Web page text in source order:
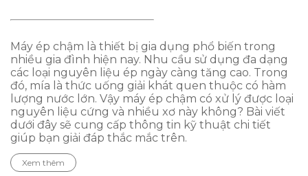
Máy ép chậm là thiết bị gia dụng phổ biến trong
nhiều gia đình hiện nay. Nhu cầu sử dụng đa dạng
các loại nguyên liệu ép ngày càng tăng cao. Trong
đó, mía là thức uống giải khát quen thuộc có hàm
lượng nước lớn. Vậy máy ép chậm có xử lý được loại
nguyên liệu cứng và nhiều xơ này không? Bài viết
dưới đây sẽ cung cấp thông tin kỹ thuật chi tiết
giúp bạn giải đáp thắc mắc trên.
Xem thêm